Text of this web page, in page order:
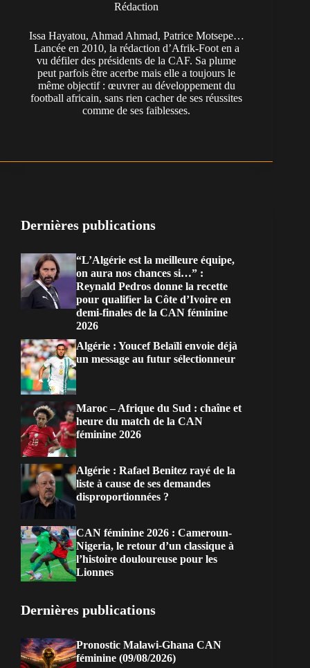
Rédaction
Issa Hayatou, Ahmad Ahmad, Patrice Motsepe…
Lancée en 2010, la rédaction d’Afrik-Foot en a
vu défiler des présidents de la CAF. Sa plume
peut parfois être acerbe mais elle a toujours le
même objectif : œuvrer au développement du
football africain, sans rien cacher de ses réussites
comme de ses faiblesses.
Dernières publications
“L’Algérie est la meilleure équipe,
on aura nos chances si…” :
Reynald Pedros donne la recette
pour qualifier la Côte d’Ivoire en
demi-finales de la CAN féminine
2026
Algérie : Youcef Belaïli envoie déjà
un message au futur sélectionneur
Maroc – Afrique du Sud : chaîne et
heure du match de la CAN
féminine 2026
Algérie : Rafael Benitez rayé de la
liste à cause de ses demandes
disproportionnées ?
CAN féminine 2026 : Cameroun-
Nigeria, le retour d’un classique à
l’histoire douloureuse pour les
Lionnes
Dernières publications
Pronostic Malawi-Ghana CAN
féminine (09/08/2026)